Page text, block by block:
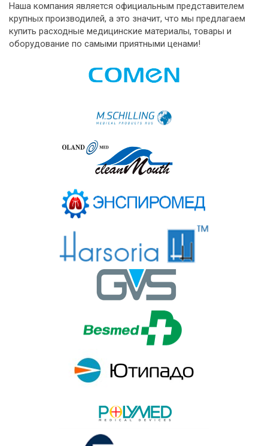
Наша компания является официальным представителем
крупных производилей, а это значит, что мы предлагаем
купить расходные медицинские материалы, товары и
оборудование по самыми приятными ценами!